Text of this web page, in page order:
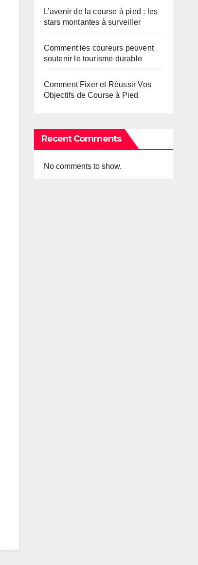
L’avenir de la course à pied : les
stars montantes à surveiller
Comment les coureurs peuvent
soutenir le tourisme durable
Comment Fixer et Réussir Vos
Objectifs de Course à Pied
Recent Comments
No comments to show.